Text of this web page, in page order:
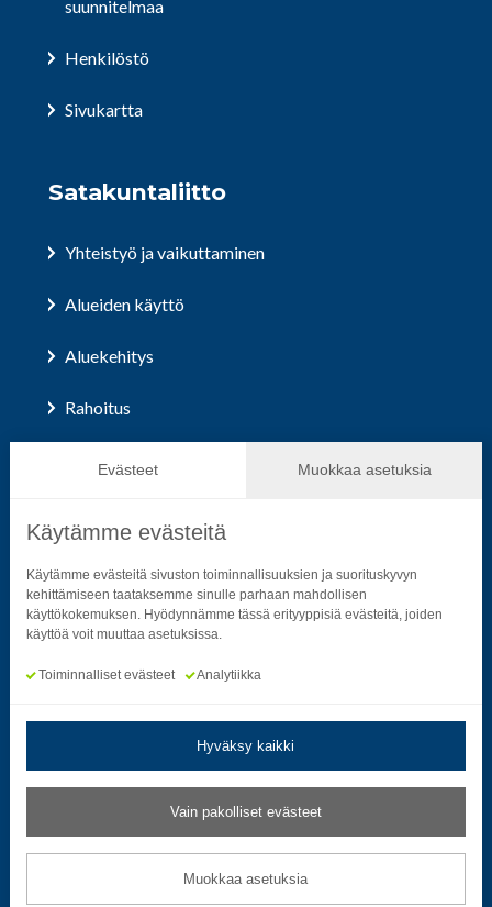
Evästeet Muokkaa asetuksia
Käytämme evästeitä
Käytämme evästeitä sivuston toiminnallisuuksien ja suorituskyvyn
kehittämiseen taataksemme sinulle parhaan mahdollisen
käyttökokemuksen. Hyödynnämme tässä erityyppisiä evästeitä, joiden
käyttöä voit muuttaa asetuksissa.
Toiminnalliset evästeet Analytiikka
Hyväksy kaikki
Vain pakolliset evästeet
Muokkaa asetuksia
suunnitelmaa
Henkilöstö
Sivukartta
Satakuntaliitto
Yhteistyö ja vaikuttaminen
Alueiden käyttö
Aluekehitys
Rahoitus
Hallinto ja päätöksenteko
Seuraa sosiaalisessa mediassa
Neliön mallinen ikoni, joka kuvastaa f-kirjainta.
Neliön mallinen ikoni, joka kuvastaa f-kirjainta.
Neliön mallinen ikoni, joka kuvastaa
Neliön mallinen ikoni, jonka
Neliön mallinen ikoni,
Neliön mallinen
Tietosuoja- ja rekisteriselosteet|
Saavutettavuusseloste